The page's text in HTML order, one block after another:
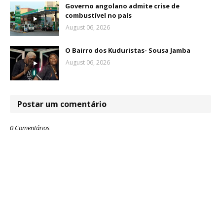
Governo angolano admite crise de
combustível no país
August 06, 2026
O Bairro dos Kuduristas- Sousa Jamba
August 06, 2026
Postar um comentário
0 Comentários